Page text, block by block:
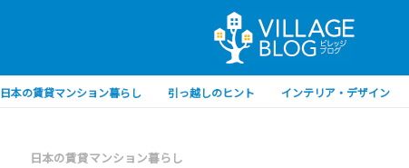
日本の賃貸マンション暮らし 引っ越しのヒント インテリア・デザイン
日本の賃貸マンション暮らし